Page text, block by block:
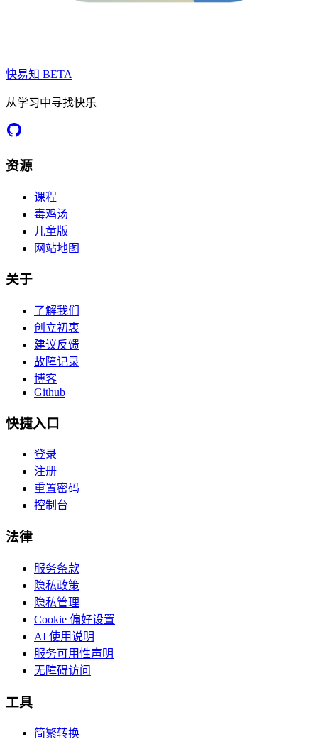
快易知 BETA
从学习中寻找快乐
资源
课程
毒鸡汤
儿童版
网站地图
关于
了解我们
创立初衷
建议反馈
故障记录
博客
Github
快捷入口
登录
注册
重置密码
控制台
法律
服务条款
隐私政策
隐私管理
Cookie 偏好设置
AI 使用说明
服务可用性声明
无障碍访问
工具
简繁转换